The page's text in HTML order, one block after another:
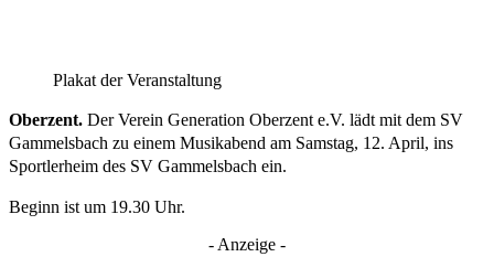
Plakat der Veranstaltung
Oberzent. Der Verein Generation Oberzent e.V. lädt mit dem SV
Gammelsbach zu einem Musikabend am Samstag, 12. April, ins
Sportlerheim des SV Gammelsbach ein.
Beginn ist um 19.30 Uhr.
- Anzeige -